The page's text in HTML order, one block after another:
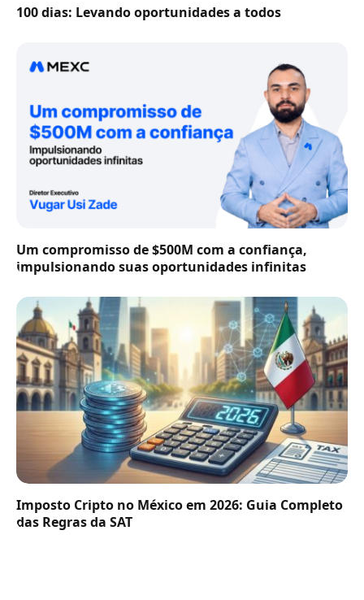
100 dias: Levando oportunidades a todos
Um compromisso de $500M com a confiança,
impulsionando suas oportunidades infinitas
Imposto Cripto no México em 2026: Guia Completo
das Regras da SAT